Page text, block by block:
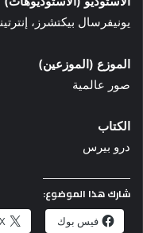
يونيفرسال بيكتشرز، إنترتينمنت 360، 87 نورث
الموزع (الموزعين)
صور عالمية
الكتاب
درو بيرس
شارك هذا الموضوع:
فيس بوك X